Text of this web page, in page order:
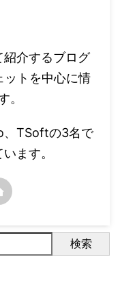
紹介するブログ
ットを中心に情
。
、TSoftの3名で
ます。
検索